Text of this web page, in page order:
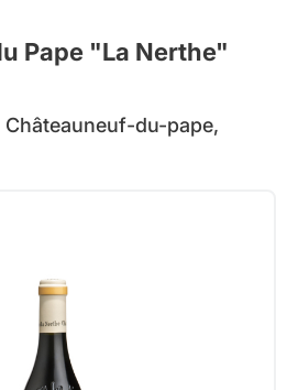
Pape "La Nerthe"
Châteauneuf-du-pape,